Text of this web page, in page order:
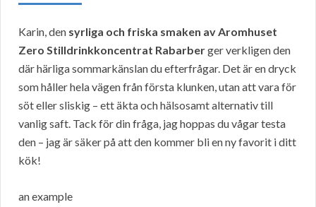
Karin, den syrliga och friska smaken av Aromhuset
Zero Stilldrinkkoncentrat Rabarberger verkligen den
där härliga sommarkänslan du efterfrågar. Det är en dryck
som håller hela vägen från första klunken, utan att vara för
söt eller sliskig – ett äkta och hälsosamt alternativ till
vanlig saft. Tack för din fråga, jag hoppas du vågar testa
den – jag är säker på att den kommer bli en ny favorit i ditt
kök!
an example